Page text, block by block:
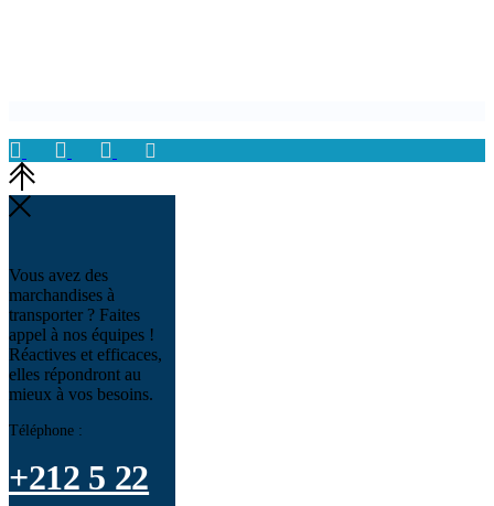
Vous avez des
marchandises à
transporter ? Faites
appel à nos équipes !
Réactives et efficaces,
elles répondront au
mieux à vos besoins.
Téléphone :
+212 5 22